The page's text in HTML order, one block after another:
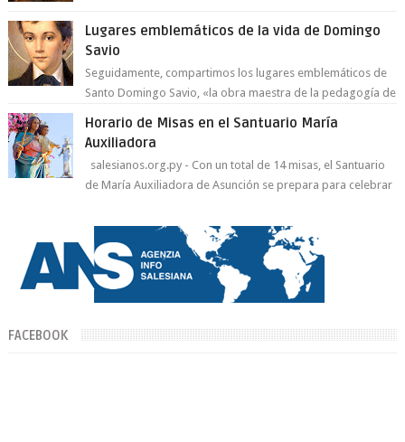
Lugares emblemáticos de la vida de Domingo
Savio
Seguidamente, compartimos los lugares emblemáticos de
Santo Domingo Savio, «la obra maestra de la pedagogía de
Horario de Misas en el Santuario María
Auxiliadora
salesianos.org.py - Con un total de 14 misas, el Santuario
de María Auxiliadora de Asunción se prepara para celebrar
FACEBOOK